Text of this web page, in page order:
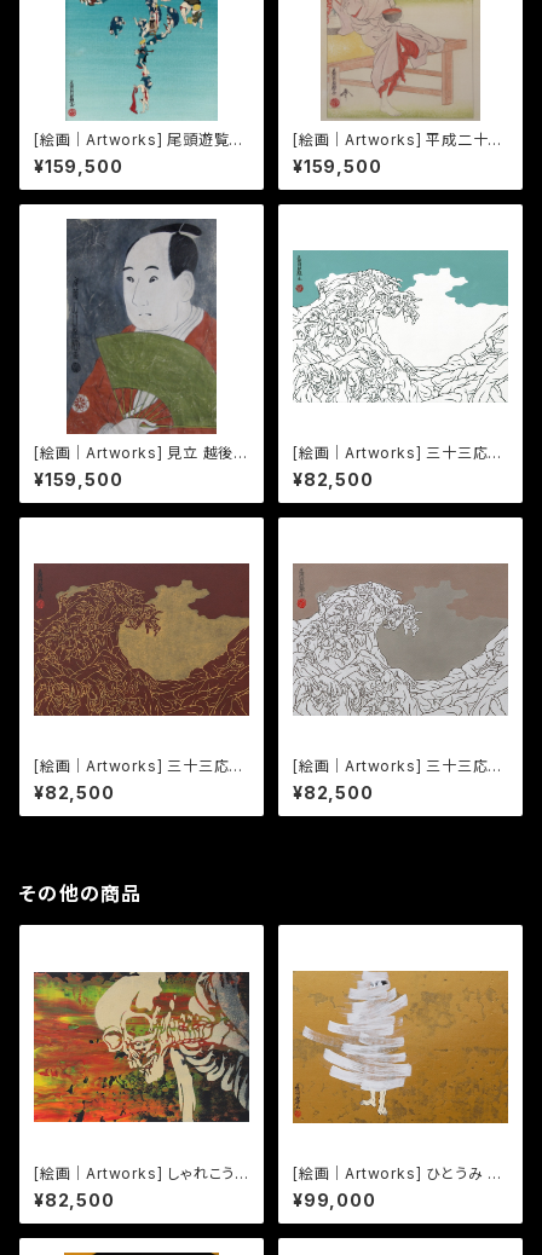
[絵画｜Artworks] 尾頭遊覧戯
画 かたかい
¥159,500
[絵画｜Artworks] 平成二十六
年 祭る
¥159,500
[絵画｜Artworks] 見立 越後佐
藤佐平治翁乃図
¥159,500
[絵画｜Artworks] 三十三応現
身波図 -明日への精神- 11
¥82,500
[絵画｜Artworks] 三十三応現
身波図 -明日への精神- 12
¥82,500
[絵画｜Artworks] 三十三応現
身波図 -明日への精神- 16
¥82,500
その他の商品
[絵画｜Artworks] しゃれこう
べ Sharekoube -04-
¥82,500
[絵画｜Artworks] ひとうみ -
蔓-｜Man
¥99,000